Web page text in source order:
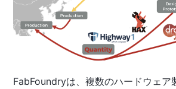
FabFoundryは、複数のハードウェア